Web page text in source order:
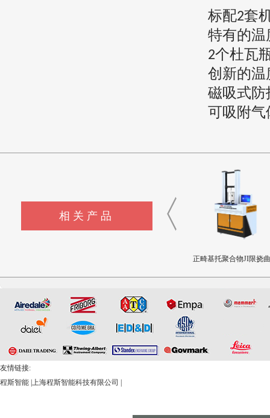
标配2套
特有的温
2个杜瓦
创新的温
磁吸式防
可吸附气
相关产品
正畸基托聚合物JI限挠
友情链接:
程斯智能 上海程斯智能科技有限公司